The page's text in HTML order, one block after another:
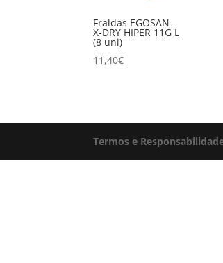
Fraldas EGOSAN
X-DRY HIPER 11G L
(8 uni)
11,40€
Termos e